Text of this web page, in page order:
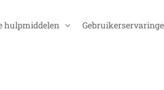
hulpmiddelen